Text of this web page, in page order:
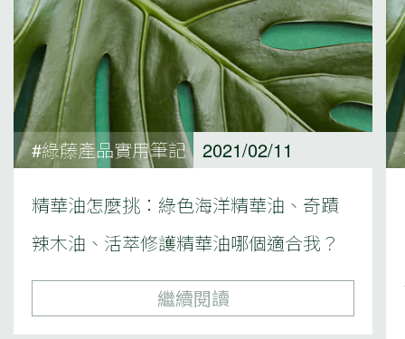
#綠藤產品實用筆記 2021/02/11
精華油怎麼挑：綠色海洋精華油、奇蹟
辣木油、活萃修護精華油哪個適合我？
繼續閱讀